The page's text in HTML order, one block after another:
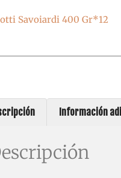
Savoiardi 400 Gr*12
Información